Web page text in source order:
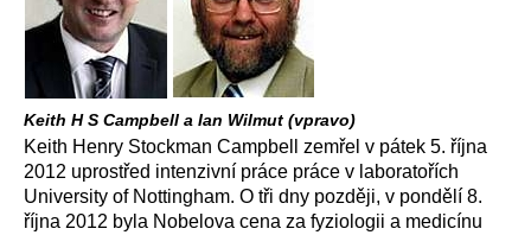
Keith H S Campbell a Ian Wilmut (vpravo)
Keith Henry Stockman Campbell zemřel v pátek 5. října
2012 uprostřed intenzivní práce práce v laboratořích
University of Nottingham. O tři dny později, v pondělí 8.
října 2012 byla Nobelova cena za fyziologii a medicínu